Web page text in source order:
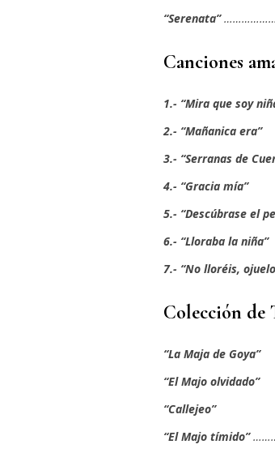
“Serenata”
Canciones
1.- “Mira que soy
2.- “Mañanica era”
3.- “Serranas de
4.- “Gracia mía”
5.- “Descúbrase el
6.- “Lloraba la niña”
7.- “No lloréis,
Colección de
“La Maja de Goya”
“El Majo olvidado”
“Callejeo”
“El Majo tímido”